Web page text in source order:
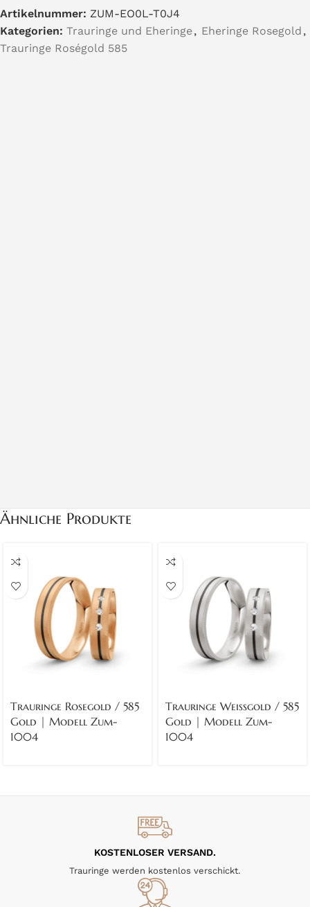
Artikelnummer: ZUM-EO0L-T0J4
Kategorien: Trauringe und Eheringe, Eheringe Rosegold ,
Trauringe Roségold 585
Ähnliche Produkte
Trauringe Rosegold / 585
Gold | Modell Zum-
1004
Trauringe Weissgold / 585
Gold | Modell Zum-
1004
KOSTENLOSER VERSAND.
Trauringe werden kostenlos verschickt.